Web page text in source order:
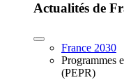
Actualités de
France 2030
Programmes
(PEPR)